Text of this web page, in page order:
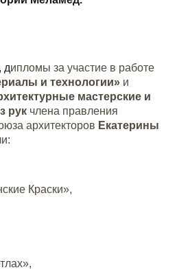
дипломы за участие в работе
и технологии» и
мастерские и
рук члена правления
архитекторов Екатерины
Краски»,